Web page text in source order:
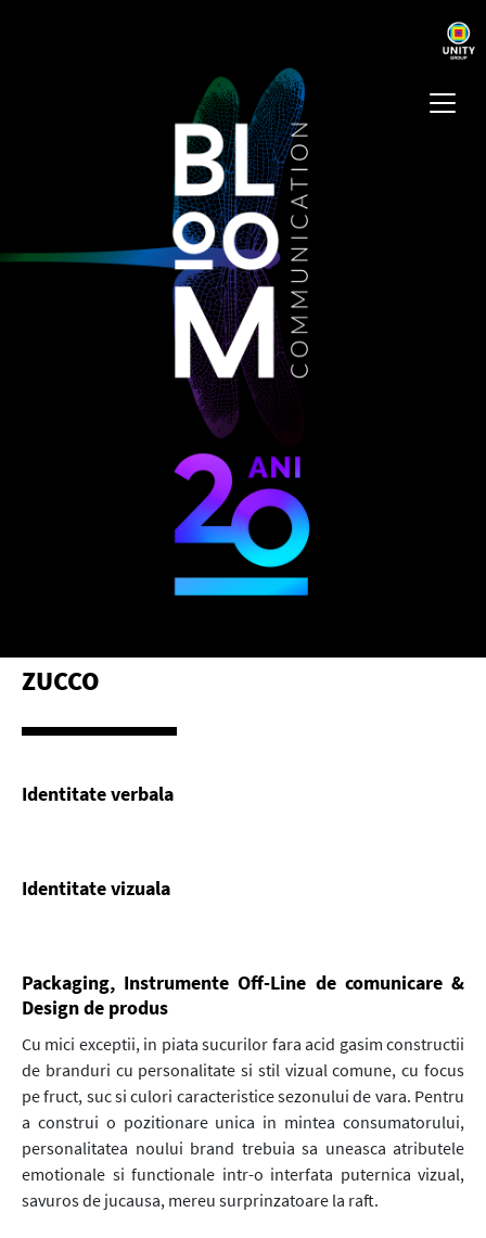
ZUCCO
Identitate verbala
Identitate vizuala
Packaging, Instrumente Off-Line de comunicare &
Design de produs
Cu mici exceptii, in piata sucurilor fara acid gasim constructii
de branduri cu personalitate si stil vizual comune, cu focus
pe fruct, suc si culori caracteristice sezonului de vara. Pentru
a construi o pozitionare unica in mintea consumatorului,
personalitatea noului brand trebuia sa uneasca atributele
emotionale si functionale intr-o interfata puternica vizual,
savuros de jucausa, mereu surprinzatoare la raft.